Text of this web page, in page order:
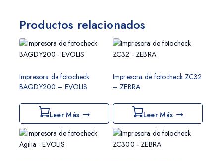
Productos relacionados
Impresora de fotocheck
BAGDY200 – EVOLIS
Leer Más
Impresora de fotocheck ZC32
– ZEBRA
Leer Más